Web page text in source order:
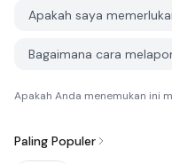
Apakah Anda menemukan ini
Paling Populer